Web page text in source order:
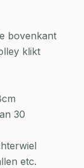
bovenkant
klikt
30
etc.